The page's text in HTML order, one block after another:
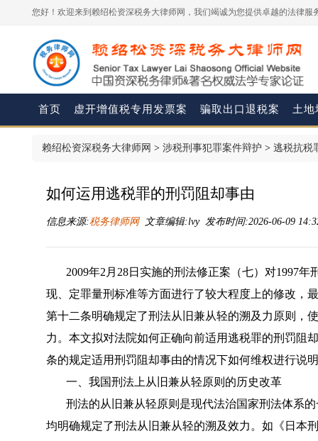
您好！欢迎来到赖绍松资深税务大律师网，我们竭诚为您提供卓越的法律服
首页 虚开增值税专用发票案 骗取出口退税案 土地
赖绍松资深税务大律师网 > 涉税刑事犯罪案件辩护 > 逃税抗税
如何运用逃税罪的刑罚阻却事由
信息来源:税务律师网文章编辑:lvy 发布时间:2026-06-09
2009年2月28日实施的刑法修正案（七）对1997
现、定罪量刑标准等方面进行了较大程度上的修改，
第十二条明确规定了刑法从旧兼从轻的溯及力原则，
力。本文拟对法院如何正确向前适用逃税罪的刑罚阻
条的规定适用刑罚阻却事由的情况下如何维权进行说
一、我国刑法上从旧兼从轻原则的历史改革
刑法的从旧兼从轻原则是现代法治国家刑法体系
均明确规定了刑法从旧兼从轻的溯及效力。如《日本